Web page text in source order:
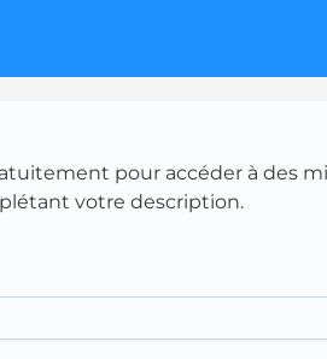
pour accéder à des
votre description.